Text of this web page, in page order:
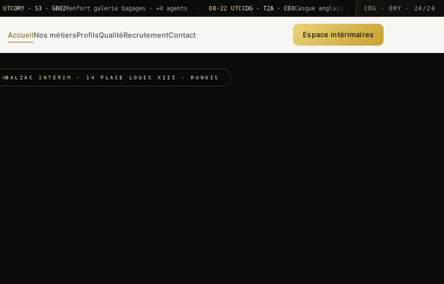
· S3 · GB02Renfort galerie bagages · +4 agents · 08·22 UTCCDG · T2A · C03 Casque anglais positionné · rotation MEA ·
CDG · ORY · 24/24
AccueilNos métiersProfilsQualitéRecrutementContact Espace intérimaires
BALZAC INTÉRIM · 14 PLACE LOUIS XIII · RUNGIS